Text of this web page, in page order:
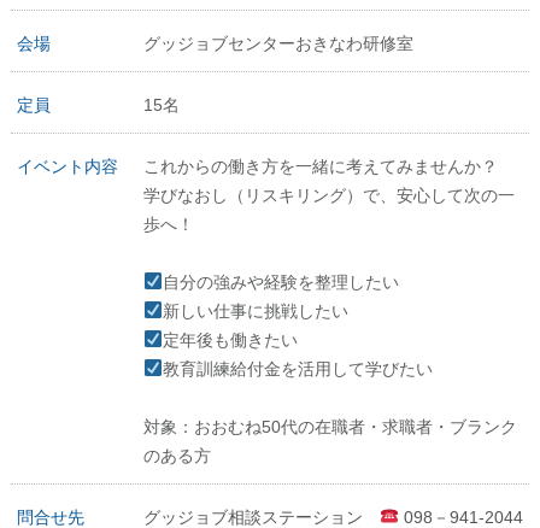
会場 グッジョブセンターおきなわ研修室
定員 15名
イベント内容
これからの働き方を一緒に考えてみませんか？
学びなおし（リスキリング）で、安心して次の一
歩へ！
自分の強みや経験を整理したい
新しい仕事に挑戦したい
定年後も働きたい
教育訓練給付金を活用して学びたい
対象：おおむね50代の在職者・求職者・ブランク
のある方
問合せ先 グッジョブ相談ステーション 098－941-2044